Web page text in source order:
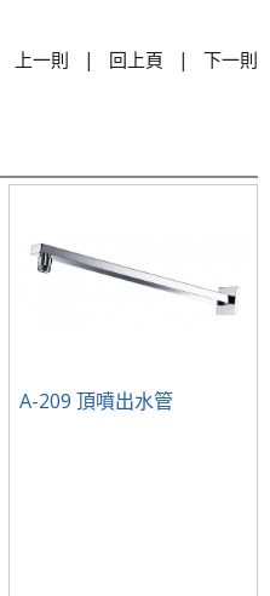
上一則 | 回上頁 | 下一則
A-209 頂噴出水管